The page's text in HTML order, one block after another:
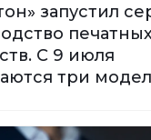
запустил
С 9 июля
три